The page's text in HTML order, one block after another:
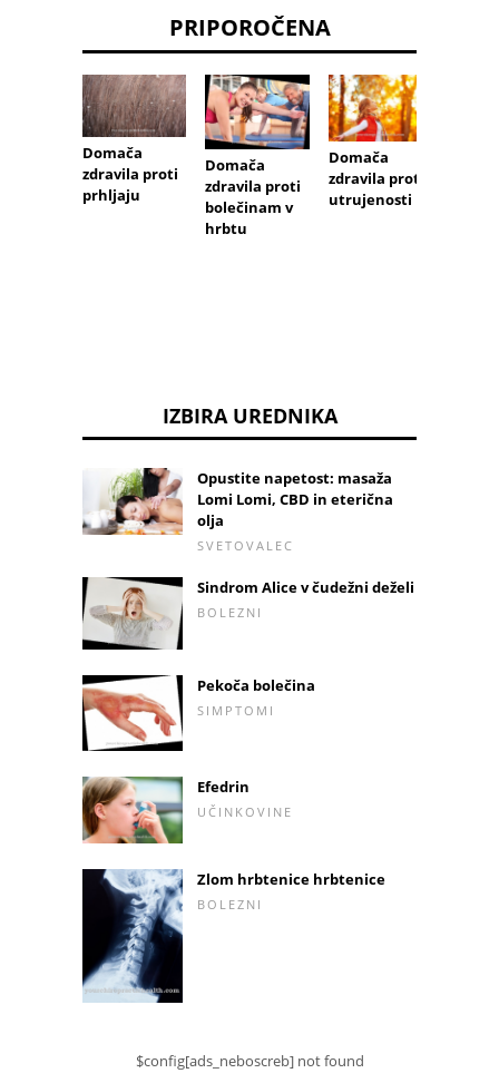
PRIPOROČENA
Domača
zdravila proti
prhljaju
Domača
zdravila proti
bolečinam v
hrbtu
Domača
zdravila proti
utrujenosti
IZBIRA UREDNIKA
Opustite napetost: masaža
Lomi Lomi, CBD in eterična
olja
SVETOVALEC
Sindrom Alice v čudežni deželi
BOLEZNI
Pekoča bolečina
SIMPTOMI
Efedrin
UČINKOVINE
Zlom hrbtenice hrbtenice
BOLEZNI
$config[ads_neboscreb] not found